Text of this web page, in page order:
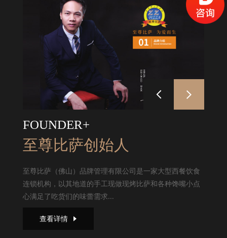
FOUNDER+
至尊比萨创始人
至尊比萨（佛山）品牌管理有限公司是一家大型西餐饮食
连锁机构，以其地道的手工现做现烤比萨和各种馋嘴小点
心满足了吃货们的味蕾需求...
查看详情